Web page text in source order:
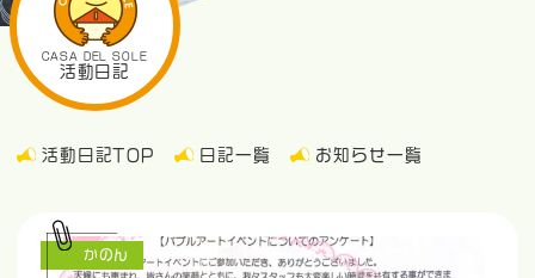
CASA DEL SOLE
活動日記
活動日記TOP 日記一覧 お知らせ一覧
かのん